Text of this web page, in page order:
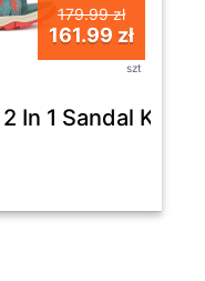
179.99 zł
161.99 zł
szt
In 1 Sandal K